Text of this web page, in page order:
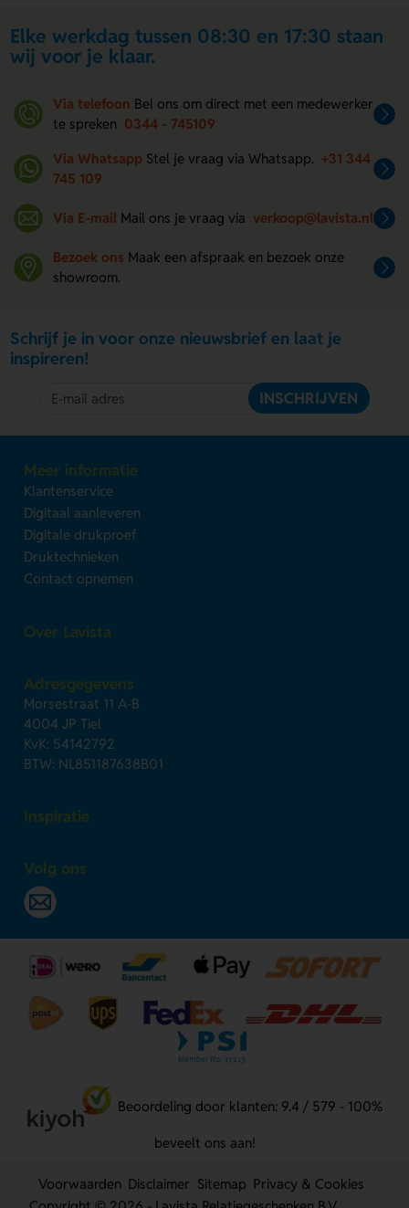
Elke werkdag tussen 08:30 en 17:30 staan
wij voor je klaar.
Via telefoon Bel ons om direct met een medewerker
te spreken 0344 - 745109
Via Whatsapp Stel je vraag via Whatsapp. +31 344
745 109
Via E-mail Mail ons je vraag via verkoop@lavista.nl
Bezoek ons Maak een afspraak en bezoek onze
showroom.
Schrijf je in voor onze nieuwsbrief en laat je
inspireren!
INSCHRIJVEN
Meer informatie
Klantenservice
Digitaal aanleveren
Digitale drukproef
Druktechnieken
Contact opnemen
Over Lavista
Adresgegevens
Morsestraat 11 A-B
4004 JP Tiel
KvK: 54142792
BTW: NL851187638B01
Inspiratie
Volg ons
Beoordeling door klanten: 9.4 / 579 - 100%
beveelt ons aan!
Voorwaarden Disclaimer Sitemap Privacy & Cookies